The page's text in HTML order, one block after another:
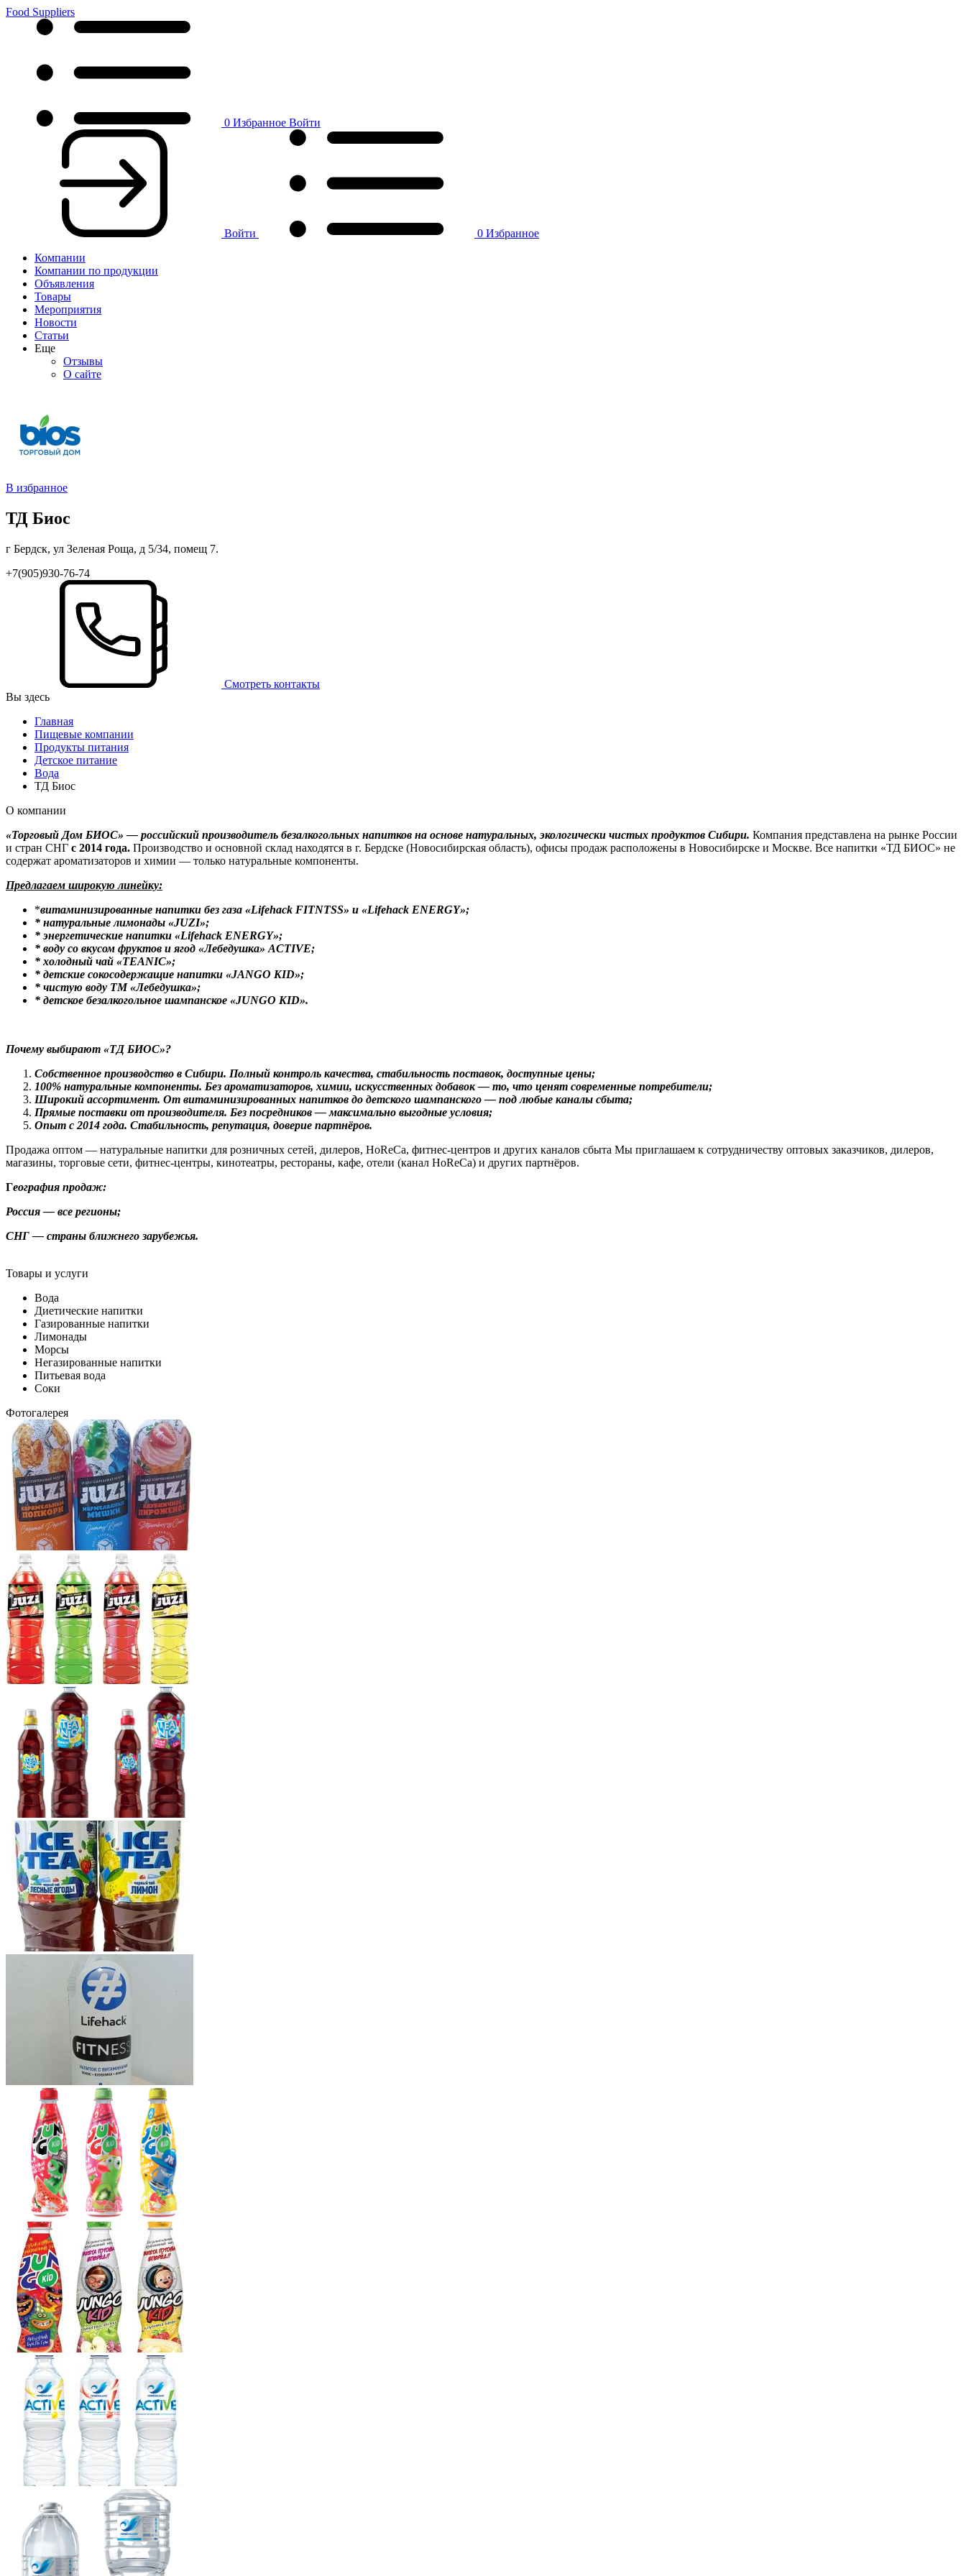
Food Suppliers
0 Избранное Войти
Войти 0 Избранное
Компании
Компании по продукции
Объявления
Товары
Мероприятия
Новости
Статьи
Еще
Отзывы
О сайте
В избранное
ТД Биос
г Бердск, ул Зеленая Роща, д 5/34, помещ 7.
+7(905)930-76-74
Смотреть контакты
Вы здесь
Главная
Пищевые компании
Продукты питания
Детское питание
Вода
ТД Биос
О компании
«Торговый Дом БИОС» — российский производитель безалкогольных напитков на основе натуральных, экологически чистых продуктов Сибири. Компания представлена на рынке России
и стран СНГ с 2014 года. Производство и основной склад находятся в г. Бердске (Новосибирская область), офисы продаж расположены в Новосибирске и Москве. Все напитки «ТД БИОС» не
содержат ароматизаторов и химии — только натуральные компоненты.
Предлагаем широкую линейку:
*витаминизированные напитки без газа «Lifehack FITNTSS» и «Lifehack ENERGY»;
* натуральные лимонады «JUZI»;
* энергетические напитки «Lifehack ENERGY»;
* воду со вкусом фруктов и ягод «Лебедушка» ACTIVE;
* холодный чай «TEANIC»;
* детские сокосодержащие напитки «JANGO KID»;
* чистую воду ТМ «Лебедушка»;
* детское безалкогольное шампанское «JUNGO KID».
Почему выбирают «ТД БИОС»?
Собственное производство в Сибири. Полный контроль качества, стабильность поставок, доступные цены;
100% натуральные компоненты. Без ароматизаторов, химии, искусственных добавок — то, что ценят современные потребители;
Широкий ассортимент. От витаминизированных напитков до детского шампанского — под любые каналы сбыта;
Прямые поставки от производителя. Без посредников — максимально выгодные условия;
Опыт с 2014 года. Стабильность, репутация, доверие партнёров.
Продажа оптом — натуральные напитки для розничных сетей, дилеров, HoReCa, фитнес-центров и других каналов сбыта Мы приглашаем к сотрудничеству оптовых заказчиков, дилеров,
магазины, торговые сети, фитнес-центры, кинотеатры, рестораны, кафе, отели (канал HoReCa) и других партнёров.
География продаж:
Россия — все регионы;
СНГ — страны ближнего зарубежья.
Товары и услуги
Вода
Диетические напитки
Газированные напитки
Лимонады
Морсы
Негазированные напитки
Питьевая вода
Соки
Фотогалерея